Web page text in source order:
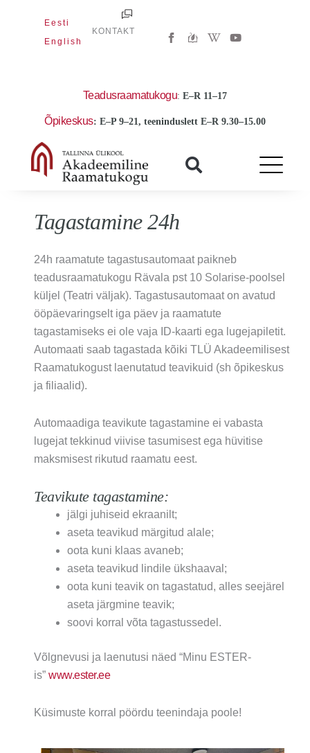
Eesti
English
KONTAKT
W
i
d
-
Y
o
Teadusraamatukogu:E–R 11–17
Õpikeskus: E–P 9–21, teeninduslett E–R 9.30–15.00
Tagastamine 24h
24h raamatute tagastusautomaat paikneb
teadusraamatukogu Rävala pst 10 Solarise-poolsel
küljel (Teatri väljak).Tagastusautomaat on avatud
ööpäevaringselt iga päev ja raamatute
tagastamiseks ei ole vaja ID-kaarti ega lugejapiletit.
Automaati saab tagastada kõiki TLÜ Akadeemilisest
Raamatukogust laenutatud teavikuid (sh õpikeskus
ja filiaalid).
Automaadiga teavikute tagastamine ei vabasta
lugejat tekkinud viivise tasumisest ega hüvitise
maksmisest rikutud raamatu eest.
Teavikute tagastamine:
jälgi juhiseid ekraanilt;
aseta teavikud märgitud alale;
oota kuni klaas avaneb;
aseta teavikud lindile ükshaaval;
oota kuni teavik on tagastatud, alles seejärel
aseta järgmine teavik;
soovi korral võta tagastussedel.
Võlgnevusi ja laenutusi näed “Minu ESTER-
is”www.ester.ee
Küsimuste korral pöördu teenindaja poole!